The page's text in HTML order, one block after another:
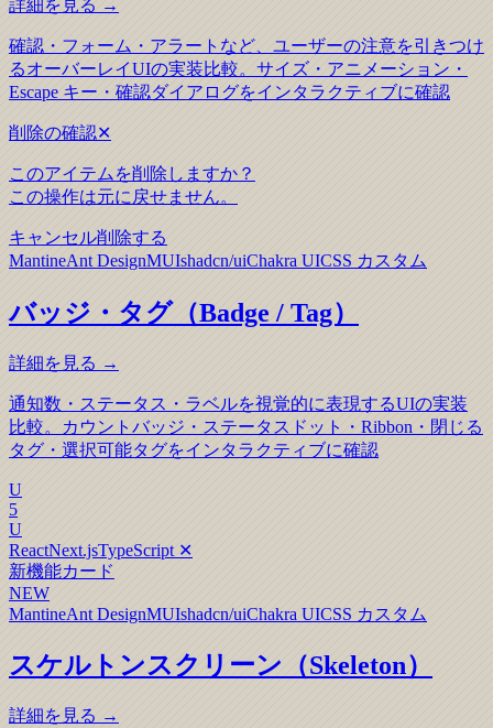
詳細を見る →
確認・フォーム・アラートなど、ユーザーの注意を引きつけ
るオーバーレイUIの実装比較。サイズ・アニメーション・
Escape キー・確認ダイアログをインタラクティブに確認
削除の確認✕
このアイテムを削除しますか？
この操作は元に戻せません。
キャンセル削除する
MantineAnt DesignMUIshadcn/uiChakra UICSS カスタム
バッジ・タグ（Badge / Tag）
詳細を見る →
通知数・ステータス・ラベルを視覚的に表現するUIの実装
比較。カウントバッジ・ステータスドット・Ribbon・閉じる
タグ・選択可能タグをインタラクティブに確認
U
5
U
ReactNext.jsTypeScript ✕
新機能カード
NEW
MantineAnt DesignMUIshadcn/uiChakra UICSS カスタム
スケルトンスクリーン（Skeleton）
詳細を見る →